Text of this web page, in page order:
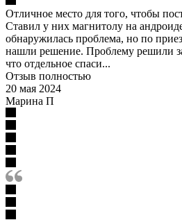
Отличное место для того, чтобы
Ставил у них магнитолу на
обнаружилась проблема, но по
нашли решение. Проблему решили
что отдельное спаси...
Отзыв полностью
20 мая 2024
Марина П